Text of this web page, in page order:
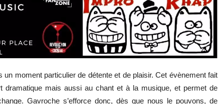
moment particulier de détente et de plaisir. Cet évènement fait
dramatique mais aussi au chant et à la musique, et permet de
Gavroche s’efforce donc, dès que nous le pouvons, de